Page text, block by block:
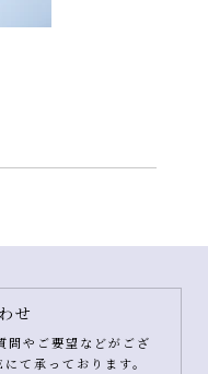
せ
問やご要望などがござ
て承っております。